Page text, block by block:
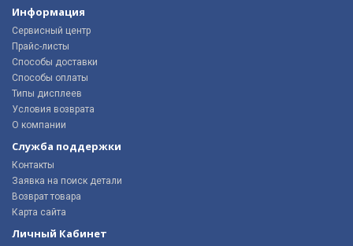
Информация
Сервисный центр
Прайс-листы
Способы доставки
Способы оплаты
Типы дисплеев
Условия возврата
О компании
Служба поддержки
Контакты
Заявка на поиск детали
Возврат товара
Карта сайта
Личный Кабинет